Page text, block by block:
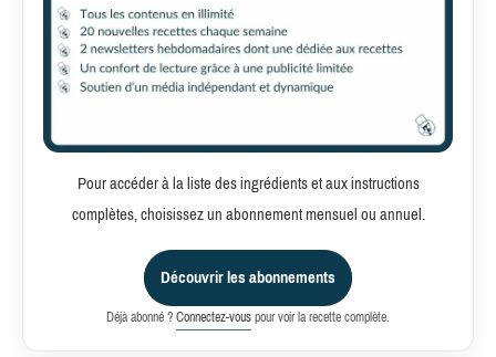
Pour accéder à la liste des ingrédients et aux instructions
complètes, choisissez un abonnement mensuel ou annuel.
Découvrir les abonnements
Déjà abonné ?Connectez-vouspour voir la recette complète.